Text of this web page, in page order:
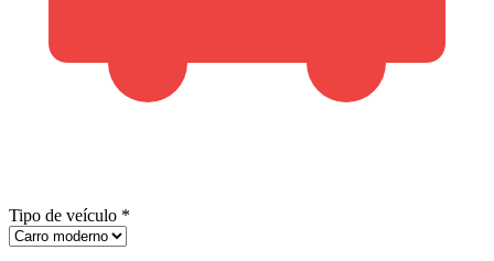
Tipo de veículo *